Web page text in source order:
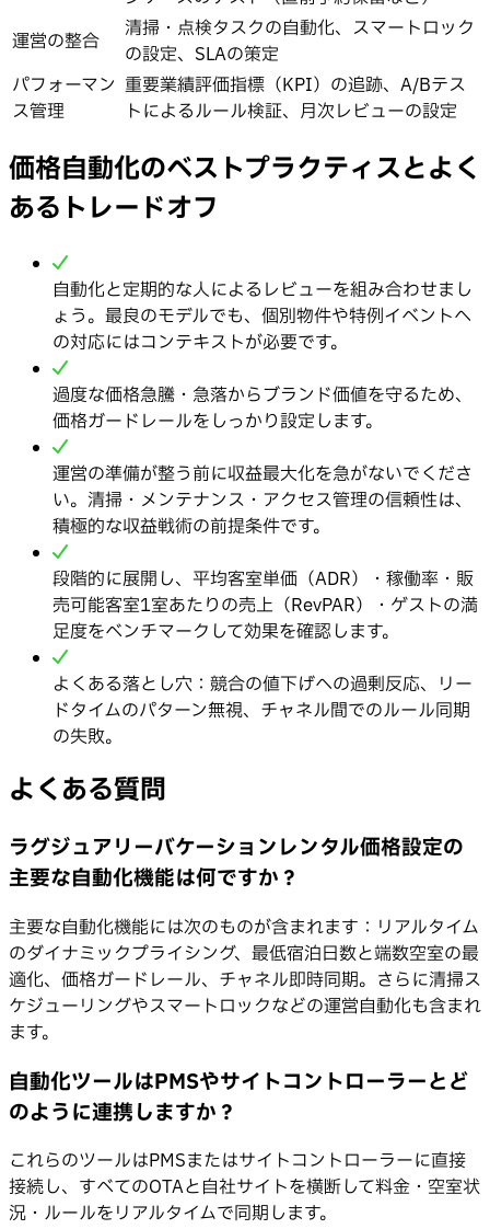
運営の整合
清掃・点検タスクの自動化、スマートロック
の設定、SLAの策定
パフォーマン
ス管理
重要業績評価指標（KPI）の追跡、A/Bテス
トによるルール検証、月次レビューの設定
価格自動化のベストプラクティスとよく
あるトレードオフ
自動化と定期的な人によるレビューを組み合わせまし
ょう。最良のモデルでも、個別物件や特例イベントへ
の対応にはコンテキストが必要です。
過度な価格急騰・急落からブランド価値を守るため、
価格ガードレールをしっかり設定します。
運営の準備が整う前に収益最大化を急がないでくださ
い。清掃・メンテナンス・アクセス管理の信頼性は、
積極的な収益戦術の前提条件です。
段階的に展開し、平均客室単価（ADR）・稼働率・販
売可能客室1室あたりの売上（RevPAR）・ゲストの満
足度をベンチマークして効果を確認します。
よくある落とし穴：競合の値下げへの過剰反応、リー
ドタイムのパターン無視、チャネル間でのルール同期
の失敗。
よくある質問
ラグジュアリーバケーションレンタル価格設定の
主要な自動化機能は何ですか？
主要な自動化機能には次のものが含まれます：リアルタイム
のダイナミックプライシング、最低宿泊日数と端数空室の最
適化、価格ガードレール、チャネル即時同期。さらに清掃ス
ケジューリングやスマートロックなどの運営自動化も含まれ
ます。
自動化ツールはPMSやサイトコントローラーとど
のように連携しますか？
これらのツールはPMSまたはサイトコントローラーに直接
接続し、すべてのOTAと自社サイトを横断して料金・空室状
況・ルールをリアルタイムで同期します。